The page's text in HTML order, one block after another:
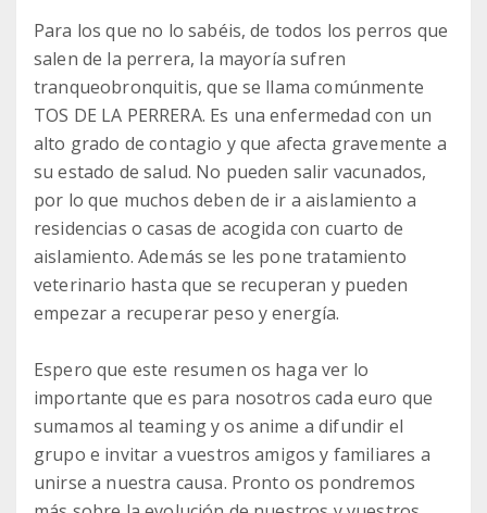
Para los que no lo sabéis, de todos los perros que
salen de la perrera, la mayoría sufren
tranqueobronquitis, que se llama comúnmente
TOS DE LA PERRERA. Es una enfermedad con un
alto grado de contagio y que afecta gravemente a
su estado de salud. No pueden salir vacunados,
por lo que muchos deben de ir a aislamiento a
residencias o casas de acogida con cuarto de
aislamiento. Además se les pone tratamiento
veterinario hasta que se recuperan y pueden
empezar a recuperar peso y energía.
Espero que este resumen os haga ver lo
importante que es para nosotros cada euro que
sumamos al teaming y os anime a difundir el
grupo e invitar a vuestros amigos y familiares a
unirse a nuestra causa. Pronto os pondremos